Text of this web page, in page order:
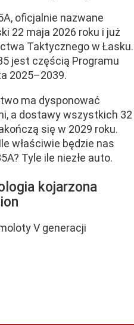
oficjalnie nazwane
22 maja 2026 roku i już
Taktycznego w Łasku.
jest częścią Programu
2025–2039.
ma dysponować
a dostawy wszystkich 32
się w 2029 roku.
właściwie będzie nas
Tyle ile niezłe auto.
kojarzona
V generacji